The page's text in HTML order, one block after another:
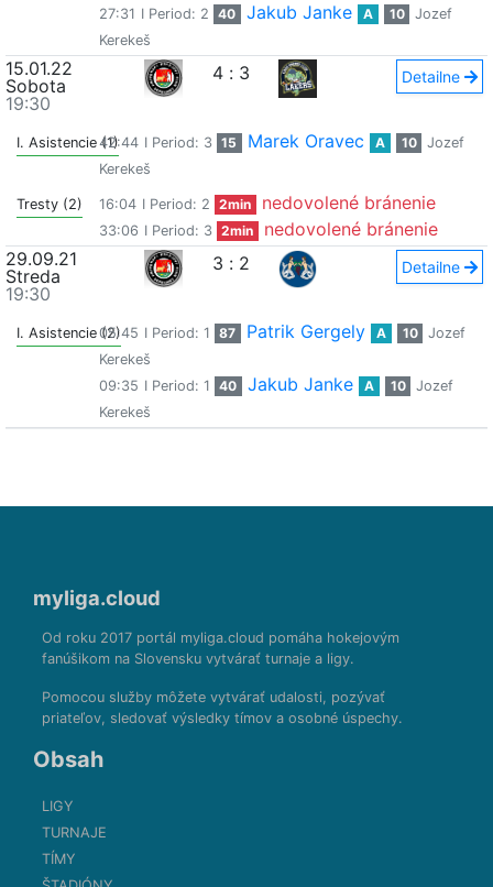
27:31 I Period: 2 40 Jakub Janke A 10
Jozef
Kerekeš
15.01.22
Sobota
19:30
4 : 3 Detailne
I. Asistencie (1)42:44 I Period: 3 15 Marek Oravec A 10
Jozef
Kerekeš
Tresty (2) 16:04 I Period: 2 2min nedovolené bránenie
33:06 I Period: 3 2min
nedovolené bránenie
29.09.21
Streda
19:30
3 : 2 Detailne
I. Asistencie (2)05:45 I Period: 1 87 Patrik Gergely A 10
Jozef
Kerekeš
09:35 I Period: 1 40 Jakub Janke A 10
Jozef
Kerekeš
myliga.cloud
Od roku 2017 portál myliga.cloud pomáha hokejovým
fanúšikom na Slovensku vytvárať turnaje a ligy.
Pomocou služby môžete vytvárať udalosti, pozývať
priateľov, sledovať výsledky tímov a osobné úspechy.
Obsah
LIGY
TURNAJE
TÍMY